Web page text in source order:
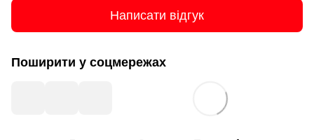
Написати відгук
Поширити у соцмережах